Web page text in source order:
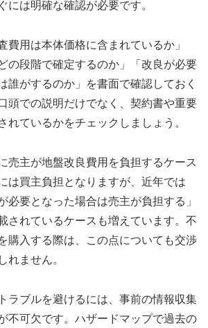
には明確な確認が必要です。
費用は本体価格に含まれているか」
の段階で確定するのか」「改良が必要
誰がするのか」を書面で確認しておく
頭での説明だけでなく、契約書や重要
れているかをチェックしましょう。
売主が地盤改良費用を負担するケース
は買主負担となりますが、近年では
必要となった場合は売主が負担する」
されているケースも増えています。不
購入する際は、この点についても交渉
れません。
ラブルを避けるには、事前の情報収集
不可欠です。ハザードマップで過去の